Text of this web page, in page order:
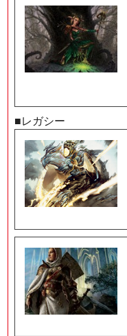
■レガシー